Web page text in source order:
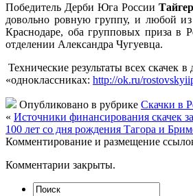
Победитель Дерби Юга России
довольно ровную группу, и любой
Краснодаре, оба групповых приза в
отделении Александра Чугуевца.
Технические результаты всех
«одноклассниках: http://ok.ru/
Опубликовано в рубрике Cкачки в
« Источники финансирования скачек
100 лет со дня рождения Тагора и
Комментирование и размещение
Комментарии закрыты.